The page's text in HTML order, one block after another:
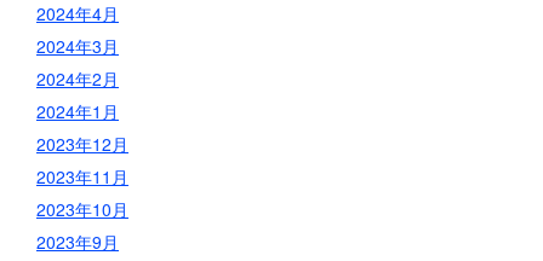
2024年4月
2024年3月
2024年2月
2024年1月
2023年12月
2023年11月
2023年10月
2023年9月